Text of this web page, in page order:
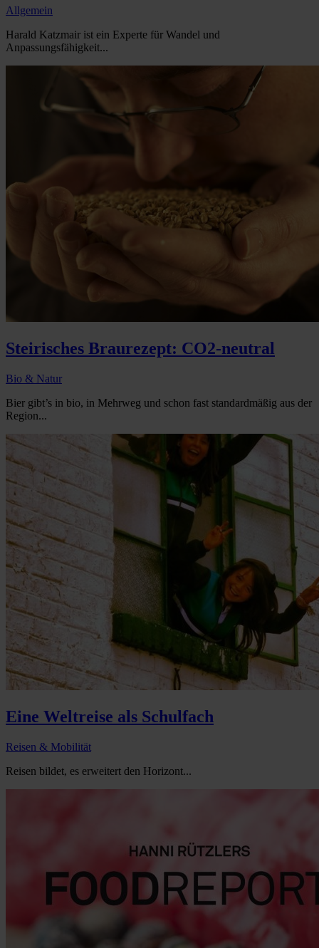
Allgemein
Harald Katzmair ist ein Experte für Wandel und
Anpassungsfähigkeit...
Steirisches Braurezept: CO2-neutral
Bio & Natur
Bier gibt’s in bio, in Mehrweg und schon fast standardmäßig aus der
Region...
Eine Weltreise als Schulfach
Reisen & Mobilität
Reisen bildet, es erweitert den Horizont...